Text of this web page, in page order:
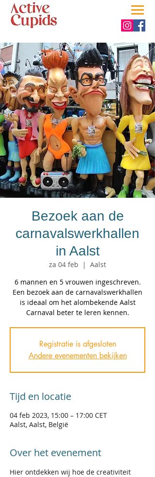
Bezoek aan de
carnavalswerkhallen
in Aalst
za 04 feb
  |
Aalst
6 mannen en 5 vrouwen ingeschreven.
Een bezoek aan de carnavalswerkhallen
is ideaal om het alombekende Aalst
Carnaval beter te leren kennen.
Registratie is afgesloten
Andere evenementen bekijken
Tijd en locatie
04 feb 2023, 15:00 – 17:00 CET
Aalst, Aalst, België
Over het evenement
Hier ontdekken wij hoe de creativiteit